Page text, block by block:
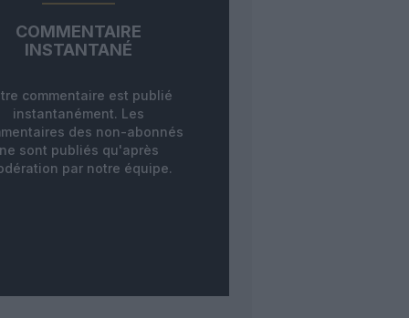
COMMENTAIRE
INSTANTANÉ
commentaire est publié
instantanément. Les
des non-abonnés
ne sont publiés qu'après
par notre équipe.